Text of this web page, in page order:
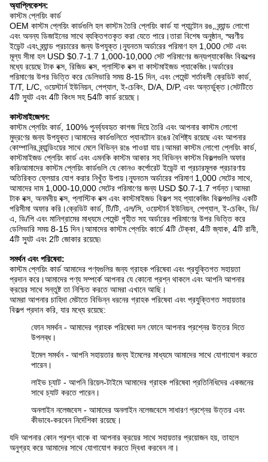
অ্যাপ্লিকেশন:
কাস্টম প্লেয়িং কার্ড
OEM কাস্টম প্লেয়িং কার্ডগুলি হল কাস্টম তৈরি প্লেয়িং কার্ড যা প্যান্টোন রঙ, ব্র্যান্ড লোগো
এবং অনন্য ডিজাইনের সাথে ব্যক্তিগতকৃত করা যেতে পারে।তারা বিশেষ অনুষ্ঠান, স্মরণীয়
ইভেন্ট এবং ব্র্যান্ড প্রচারের জন্য উপযুক্ত।ন্যূনতম অর্ডারের পরিমাণ হল 1,000 সেট এবং
মূল্য সীমা হল USD $0.7-1.7 1,000-10,000 সেট পরিমাণের জন্য৷প্যাকেজিং বিকল্পের
মধ্যে রয়েছে টাক বক্স, রিজিড বক্স, প্লাস্টিক বক্স বা কাস্টমাইজড প্যাকেজিং।অর্ডারের
পরিমাণের উপর ভিত্তি করে ডেলিভারি সময় 8-15 দিন, এবং পেমেন্ট শর্তাবলী ক্রেডিট কার্ড,
T/T, L/C, ওয়েস্টার্ন ইউনিয়ন, পেপ্যাল, ই-চেকিং, D/A, D/P, এবং অন্তর্ভুক্ত।সেটটিতে
4টি স্যুট এবং 4টি কিংস সহ 54টি কার্ড রয়েছে।
কাস্টমাইজেশন:
কাস্টম প্লেয়িং কার্ড, 100% পুনর্ব্যবহৃত কাগজ দিয়ে তৈরি এবং আপনার কাস্টম লোগো
মুদ্রণের জন্য উপযুক্ত।আমাদের কার্ডগুলিতে প্যানটোন রঙের বৈশিষ্ট্য রয়েছে এবং আপনার
কোম্পানির ব্র্যান্ডিংয়ের সাথে মেলে বিভিন্ন রঙে পাওয়া যায়।আমরা কাস্টম লোগো প্লেয়িং কার্ড,
কাস্টমাইজড প্লেয়িং কার্ড এবং এমনকি কাস্টম আকার সহ বিভিন্ন কাস্টম বিকল্পগুলি অফার
করি৷আমাদের কাস্টম প্লেয়িং কার্ডগুলি যে কোনও কর্পোরেট ইভেন্ট বা প্রচারমূলক প্রচারণায়
অতিরিক্ত ফ্লেয়ার যোগ করার নিখুঁত উপায়।ন্যূনতম অর্ডারের পরিমাণ 1,000 সেটের সাথে,
আমাদের দাম 1,000-10,000 সেটের পরিমাণের জন্য USD $0.7-1.7 পর্যন্ত।আমরা
টাক বক্স, অনমনীয় বক্স, প্লাস্টিক বক্স এবং কাস্টমাইজড বিকল্প সহ প্যাকেজিং বিকল্পগুলির একটি
পরিসীমা অফার করি।ক্রেডিট কার্ড, টি/টি, এল/সি, ওয়েস্টার্ন ইউনিয়ন, পেপ্যাল, ই-চেকিং, ডি/
এ, ডি/পি এবং মানিগ্রামের মাধ্যমে পেমেন্ট গৃহীত সহ অর্ডারের পরিমাণের উপর ভিত্তি করে
ডেলিভারি সময় 8-15 দিন।আমাদের কাস্টম প্লেয়িং কার্ডে 4টি টেক্কা, 4টি জ্যাক, 4টি রানী,
4টি স্যুট এবং 2টি জোকার রয়েছে৷
সমর্থন এবং পরিষেবা:
কাস্টম প্লেয়িং কার্ড আমাদের পণ্যগুলির জন্য গ্রাহক পরিষেবা এবং প্রযুক্তিগত সহায়তা
প্রদান করে।আমাদের পণ্য সম্পর্কে আপনার যে কোনো প্রশ্ন থাকলে এবং আপনি আপনার
ক্রয়ের সাথে সন্তুষ্ট তা নিশ্চিত করতে আমরা এখানে আছি।
আমরা আপনার চাহিদা মেটাতে বিভিন্ন ধরনের গ্রাহক পরিষেবা এবং প্রযুক্তিগত সহায়তার
বিকল্প প্রদান করি, যার মধ্যে রয়েছে:
ফোন সমর্থন - আমাদের গ্রাহক পরিষেবা দল ফোনে আপনার প্রশ্নের উত্তর দিতে
উপলব্ধ।
ইমেল সমর্থন - আপনি সহায়তার জন্য ইমেলের মাধ্যমে আমাদের সাথে যোগাযোগ করতে
পারেন।
লাইভ চ্যাট - আপনি রিয়েল-টাইমে আমাদের গ্রাহক পরিষেবা প্রতিনিধিদের একজনের
সাথে চ্যাট করতে পারেন।
অনলাইন নলেজবেস - আমাদের অনলাইন নলেজবেসে সাধারণ প্রশ্নের উত্তর এবং
কীভাবে-করবেন নির্দেশিকা রয়েছে।
যদি আপনার কোন প্রশ্ন থাকে বা আপনার ক্রয়ের সাথে সহায়তার প্রয়োজন হয়, তাহলে
অনুগ্রহ করে আমাদের সাথে যোগাযোগ করতে দ্বিধা করবেন না।